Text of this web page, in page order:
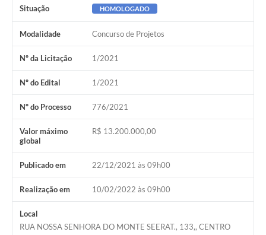
Situação HOMOLOGADO
Modalidade Concurso de Projetos
Nº da Licitação 1/2021
Nº do Edital 1/2021
Nº do Processo 776/2021
Valor máximo
global
R$ 13.200.000,00
Publicado em 22/12/2021 às 09h00
Realização em 10/02/2022 às 09h00
Local
RUA NOSSA SENHORA DO MONTE SEERAT., 133,, CENTRO